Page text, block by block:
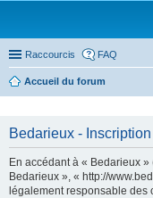
Raccourcis FAQ
Accueil du forum
Bedarieux - Inscription
En accédant à « Bedarieux
Bedarieux », « http://
légalement responsable des